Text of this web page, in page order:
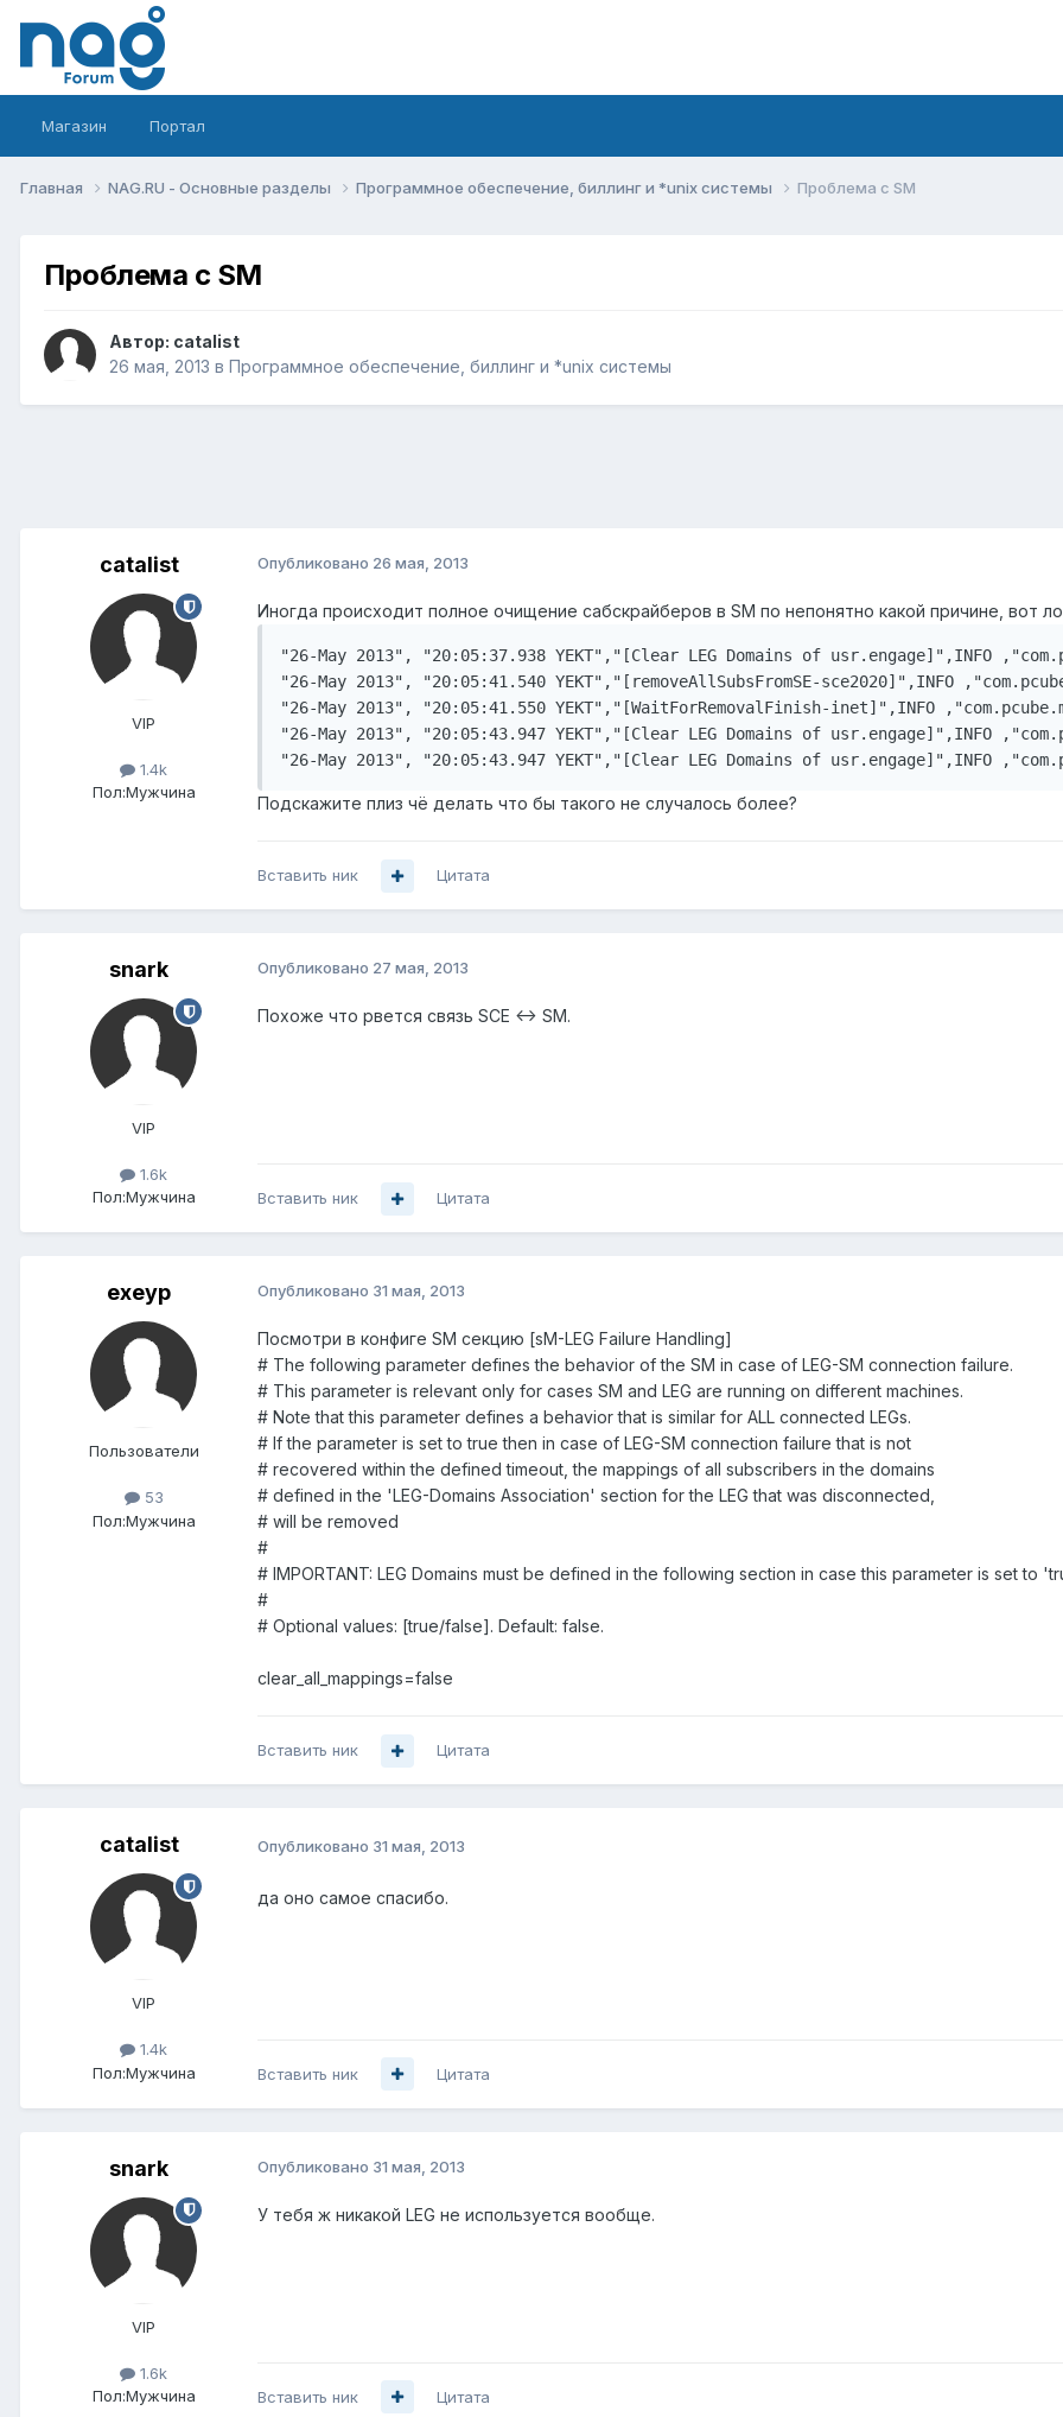
Магазин Портал
Главная NAG.RU - Основные разделы Программное обеспечение, биллинг и *unix системы Проблема с SM
Проблема с SM
Автор: catalist
26 мая, 2013 в Программное обеспечение, биллинг и *unix системы
catalist
VIP
1.4k
Пол:Мужчина
Опубликовано 26 мая, 2013
Иногда происходит полное очищение сабскрайберов в SM по непонятно какой причине, вот
"26-May 2013", "20:05:37.938 YEKT","[Clear LEG Domains of usr.engage]",INFO
"26-May 2013", "20:05:41.540 YEKT","[removeAllSubsFromSE-sce2020]",INFO
"26-May 2013", "20:05:41.550 YEKT","[WaitForRemovalFinish-inet]",INFO
"26-May 2013", "20:05:43.947 YEKT","[Clear LEG Domains of usr.engage]",INFO
Подскажите плиз чё делать что бы такого не случалось более?
Вставить ник Цитата
snark
VIP
1.6k
Пол:Мужчина
Опубликовано 27 мая, 2013
Похоже что рвется связь SCE <-> SM.
Вставить ник Цитата
exeyp
Пользователи
53
Пол:Мужчина
Опубликовано 31 мая, 2013
Посмотри в конфиге SM секцию [sM-LEG Failure Handling]
# The following parameter defines the behavior of the SM in case of LEG-SM connection failure.
# This parameter is relevant only for cases SM and LEG are running on different machines.
# Note that this parameter defines a behavior that is similar for ALL connected LEGs.
# If the parameter is set to true then in case of LEG-SM connection failure that is not
# recovered within the defined timeout, the mappings of all subscribers in the domains
# defined in the 'LEG-Domains Association' section for the LEG that was disconnected,
# will be removed
#
# IMPORTANT: LEG Domains must be defined in the following section in case this parameter is set to
#
# Optional values: [true/false]. Default: false.
clear_all_mappings=false
Вставить ник Цитата
catalist
VIP
1.4k
Пол:Мужчина
Опубликовано 31 мая, 2013
да оно самое спасибо.
Вставить ник Цитата
snark
VIP
1.6k
Пол:Мужчина
Опубликовано 31 мая, 2013
У тебя ж никакой LEG не используется вообще.
Вставить ник Цитата